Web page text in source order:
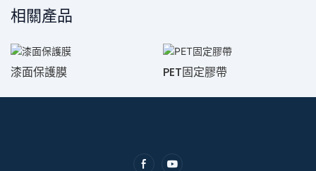
相關產品
漆面保護膜 PET固定膠帶